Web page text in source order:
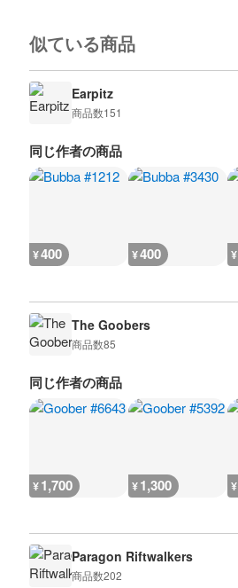
似ている商品
Earpitz
商品数151
同じ作者の商品
¥400 ¥400 ¥
The Goobers
商品数85
同じ作者の商品
¥1,700 ¥1,300 ¥
Paragon Riftwalkers
商品数202